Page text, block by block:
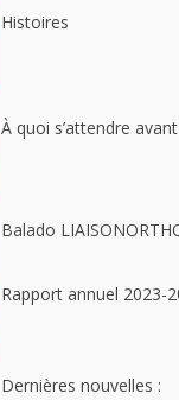
Histoires
À quoi s’attendre
Balado
Rapport annuel 2023-
Dernières nouvelles :